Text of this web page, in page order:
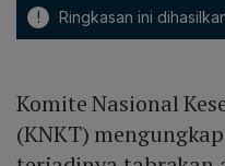
! Ringkasan ini
Komite Nasional
(KNKT)